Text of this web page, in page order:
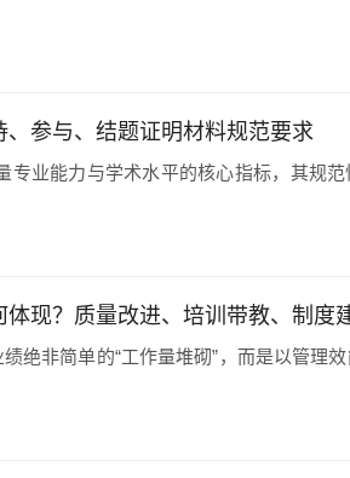
参与、结题证明材料规范要求
专业能力与学术水平的核心指标，其规
现？质量改进、培训带教、制度
绝非简单的“工作量堆砌”，而是以管理